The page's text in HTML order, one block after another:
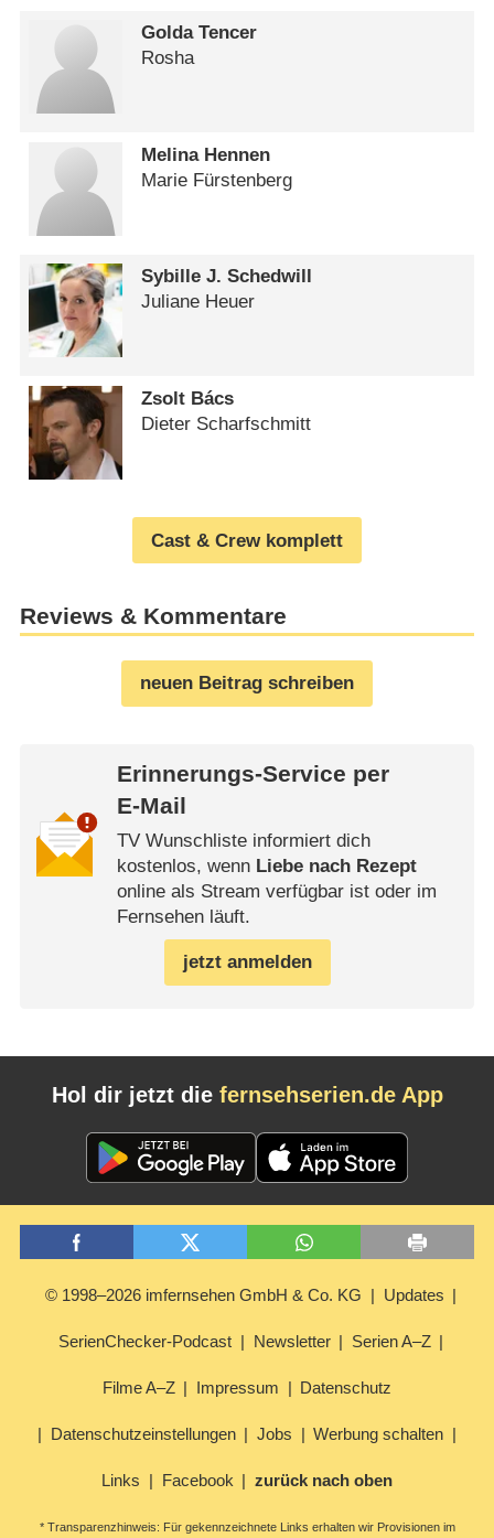
Golda Tencer
Rosha
Melina Hennen
Marie Fürstenberg
Sybille J. Schedwill
Juliane Heuer
Zsolt Bács
Dieter Scharfschmitt
Cast & Crew komplett
Reviews & Kommentare
neuen Beitrag schreiben
Erinnerungs-Service per
E-Mail
TV Wunschliste informiert dich
kostenlos, wenn Liebe nach Rezept
online als Stream verfügbar ist oder im
Fernsehen läuft.
jetzt anmelden
Hol dir jetzt die fernsehserien.de App
© 1998–2026 imfernsehen GmbH & Co. KG Updates
SerienChecker-Podcast Newsletter Serien A–Z
Filme A–Z Impressum Datenschutz
Datenschutzeinstellungen Jobs Werbung schalten
Links Facebook zurück nach oben
* Transparenzhinweis: Für gekennzeichnete Links erhalten wir Provisionen im